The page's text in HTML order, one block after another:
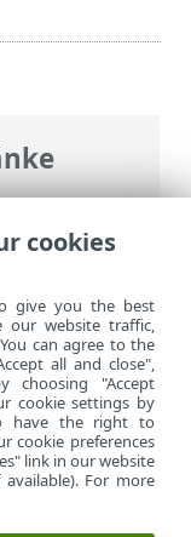
Secure
cookies
give you the best
our website traffic,
can agree to the
all and close",
choosing "Accept
cookie settings by
have the right to
cookie preferences
link in our website
For more